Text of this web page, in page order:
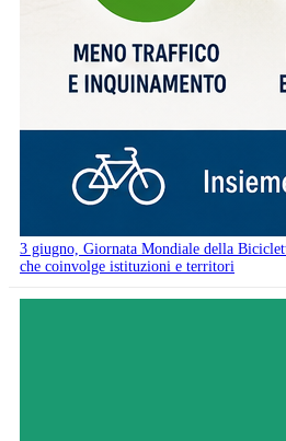
3 giugno, Giornata Mondiale della
che coinvolge istituzioni e territori